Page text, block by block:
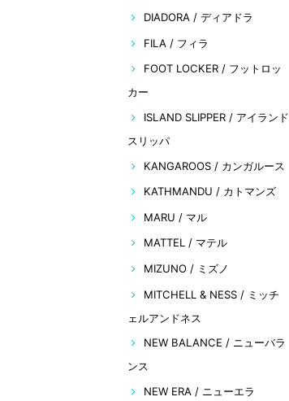
DIADORA / ディアドラ
FILA / フィラ
FOOT LOCKER / フットロッ
カー
ISLAND SLIPPER / アイランド
スリッパ
KANGAROOS / カンガルース
KATHMANDU / カトマンズ
MARU / マル
MATTEL / マテル
MIZUNO / ミズノ
MITCHELL & NESS / ミッチ
ェルアンドネス
NEW BALANCE / ニューバラ
ンス
NEW ERA / ニューエラ